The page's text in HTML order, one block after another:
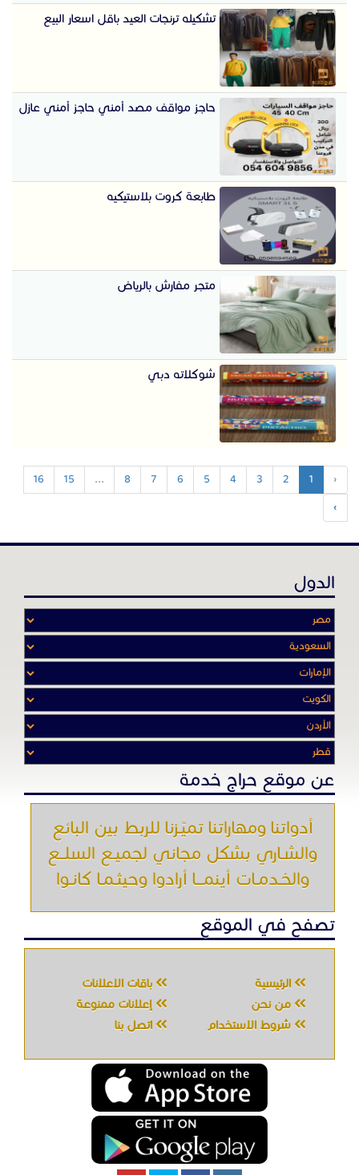
تشكيله ترنجات العيد باقل اسعار البيع
حاجز مواقف مصد أمني حاجز أمني عازل
طابعة كروت بلاستيكيه
متجر مفارش بالرياض
شوكلاته دبي
‹
1
2
3
4
5
6
7
8
...
15
16
›
الدول
عن موقع حراج خدمة
أدواتنا ومهاراتنا تميّـزنا للربط بين البائع
والشـاري بشكل مجاني لجميـع السلــع
والخـدمـات أينمـــا أرادوا وحيثـمـا كانـوا
تصفح في الموقع
الرئيسية
باقات الإعلانات
من نحن
إعلانات ممنوعة
شروط الاستخدام
اتصل بنا